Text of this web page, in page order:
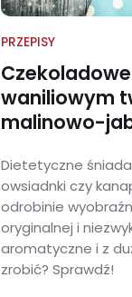
PRZEPISY
waniliowym
malinowo-
Dietetyczne
owsiadnki czy
odrobinie
oryginalnej i
aromatyczne i z
zrobić? Sprawdź!